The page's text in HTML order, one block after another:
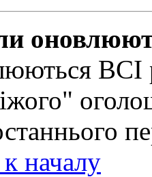
ВСІ
началу